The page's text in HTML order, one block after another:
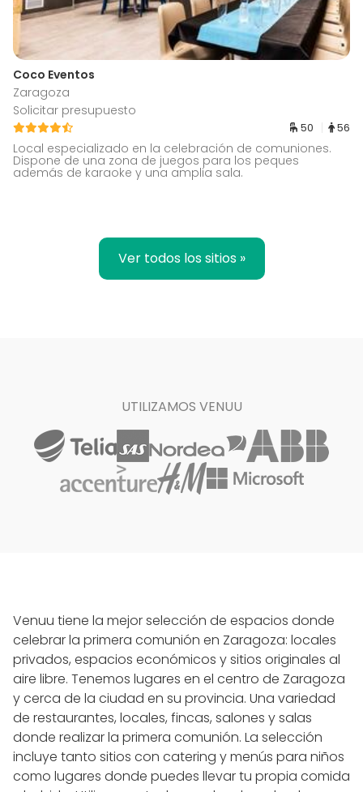
Coco Eventos
Zaragoza
Solicitar presupuesto
50 56
Local especializado en la celebración de comuniones.
Dispone de una zona de juegos para los peques
además de karaoke y una amplia sala.
Ver todos los sitios »
UTILIZAMOS VENUU
Venuu tiene la mejor selección de espacios donde
celebrar la primera comunión en Zaragoza: locales
privados, espacios económicos y sitios originales al
aire libre. Tenemos lugares en el centro de Zaragoza
y cerca de la ciudad en su provincia. Una variedad
de restaurantes, locales, fincas, salones y salas
donde realizar la primera comunión. La selección
incluye tanto sitios con catering y menús para niños
como lugares donde puedes llevar tu propia comida